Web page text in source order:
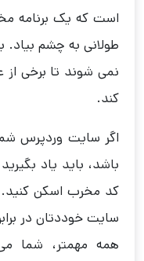
است که یک برنامه
طولانی به چشم بیاد.
نمی شوند تا برخی از
کند.
اگر سایت وردپرس
باشد، باید یاد
کد مخرب اسکن کنید.
سایت خوددتان در
همه مهمتر، شما